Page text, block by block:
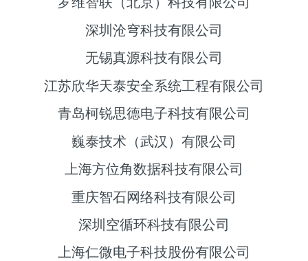
深圳沧穹科技有限公司
无锡真源科技有限公司
江苏欣华天泰安全系统工程有限公司
青岛柯锐思德电子科技有限公司
巍泰技术（武汉）有限公司
上海方位角数据科技有限公司
重庆智石网络科技有限公司
深圳空循环科技有限公司
上海仁微电子科技股份有限公司